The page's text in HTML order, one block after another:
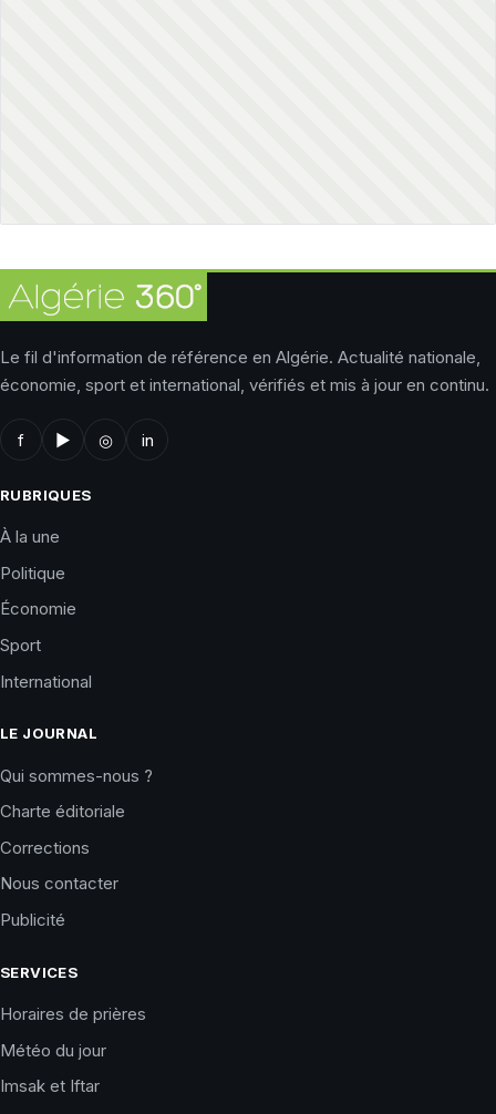
Le fil d'information de référence en Algérie. Actualité nationale,
économie, sport et international, vérifiés et mis à jour en continu.
f ▶ ◎ in
RUBRIQUES
À la une
Politique
Économie
Sport
International
LE JOURNAL
Qui sommes-nous ?
Charte éditoriale
Corrections
Nous contacter
Publicité
SERVICES
Horaires de prières
Météo du jour
Imsak et Iftar